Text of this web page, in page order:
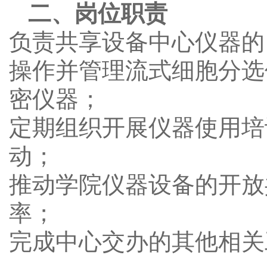
二、岗位职责
负责共享设备中心仪器
操作并管理流式细胞分
密仪器；
定期组织开展仪器使用
动；
推动学院仪器设备的开
率；
完成中心交办的其他相